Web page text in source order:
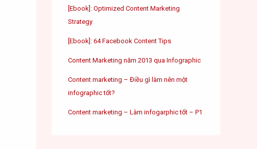
[Ebook]: Optimized Content Marketing
Strategy
[Ebook]: 64 Facebook Content Tips
Content Marketing năm 2013 qua Infographic
Content marketing – Điều gì làm nên một
infographic tốt?
Content marketing – Làm infogarphic tốt – P1